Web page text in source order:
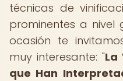
técnicas de
prominentes a nivel
ocasión te
muy interesante: "La
que Han